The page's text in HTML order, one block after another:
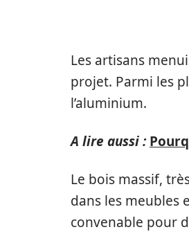
Les artisans
projet. Parmi les
l’aluminium.
A lire aussi :
Le bois massif,
dans les meubles
convenable pour